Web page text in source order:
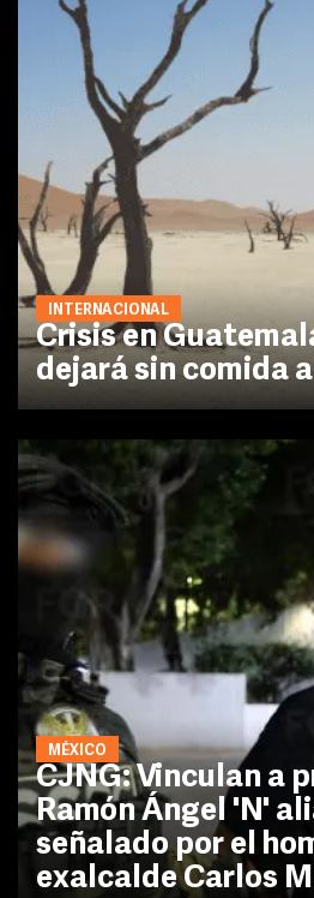
INTERNACIONAL
Crisis en
dejará sin comida
MÉXICO
CJNG: Vinculan a
Ramón Ángel 'N'
señalado por el
exalcalde Carlos